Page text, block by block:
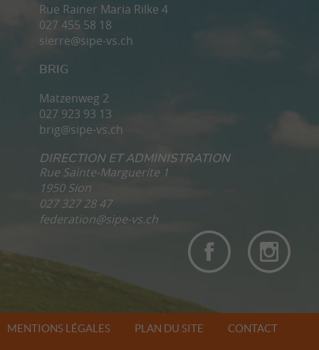
Rue Rainer Maria Rilke 4
027 455 58 18
sierre@sipe-vs.ch
BRIG
Matzenweg 2
027 923 93 13
brig@sipe-vs.ch
DIRECTION ET ADMINISTRATION
Rue Sainte-Marguerite 1
1950 Sion
027 327 28 47
federation@sipe-vs.ch
MENTIONS LÉGALES PLAN DU SITE CONTACT